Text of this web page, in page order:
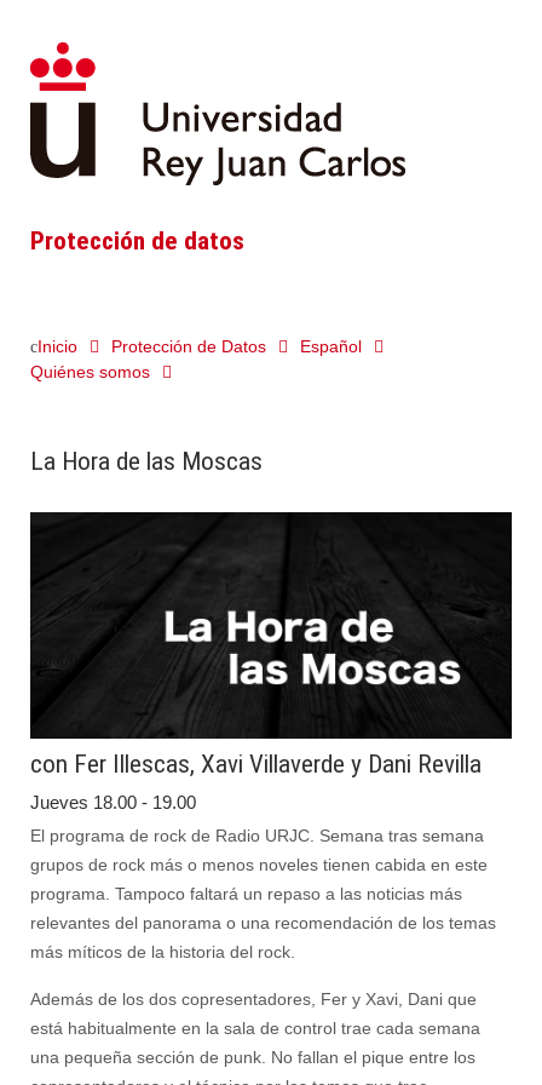
Protección de datos
Inicio Protección de Datos
Español
Quiénes somos
La Hora de las Moscas
con Fer Illescas, Xavi Villaverde y Dani Revilla
Jueves 18.00 - 19.00
El programa de rock de Radio URJC. Semana tras semana
grupos de rock más o menos noveles tienen cabida en este
programa. Tampoco faltará un repaso a las noticias más
relevantes del panorama o una recomendación de los temas
más míticos de la historia del rock.
Además de los dos copresentadores, Fer y Xavi, Dani que
está habitualmente en la sala de control trae cada semana
una pequeña sección de punk. No fallan el pique entre los